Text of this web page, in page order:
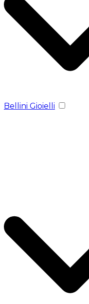
Bellini Gioielli